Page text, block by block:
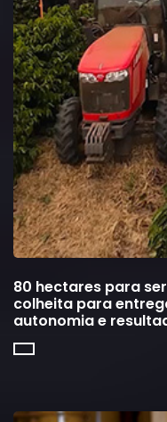
80 hectares para
colheita para
autonomia e